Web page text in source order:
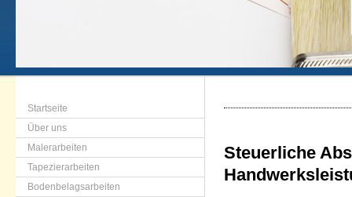
Startseite
Über uns
Malerarbeiten
Tapezierarbeiten
Bodenbelagsarbeiten
Steuerliche